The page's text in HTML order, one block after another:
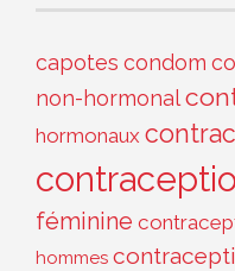
capotes condom
non-hormonal
hormonaux
féminine
hommes